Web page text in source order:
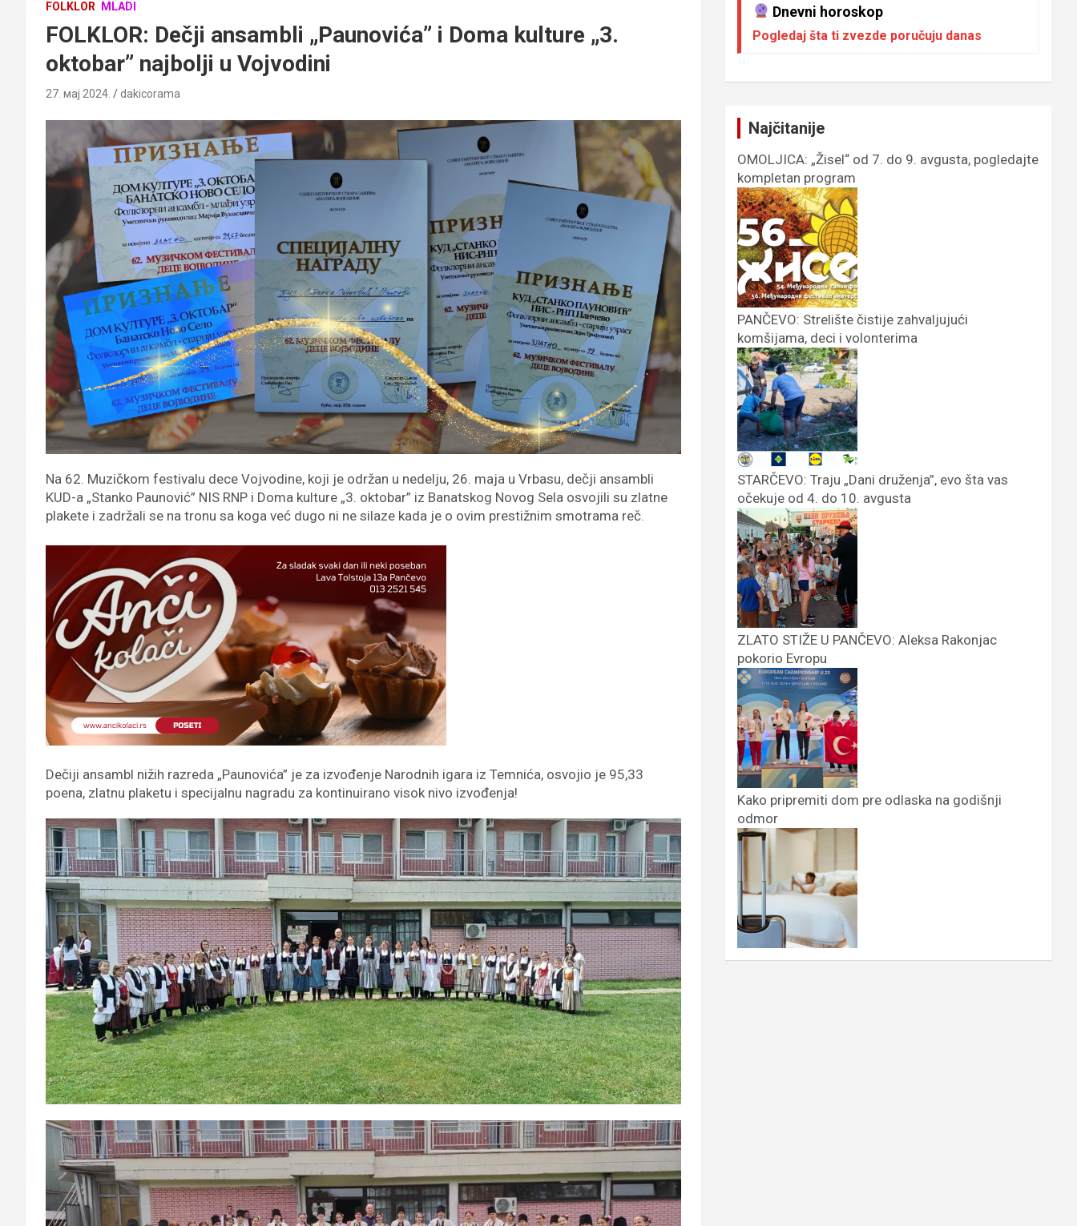
FOLKLOR MLADI
FOLKLOR: Dečji ansambli „Paunovića” i Doma kulture „3.
oktobar” najbolji u Vojvodini
27. мај 2024. dakicorama
Na 62. Muzičkom festivalu dece Vojvodine, koji je održan u nedelju, 26. maja u Vrbasu, dečji ansambli
KUD-a „Stanko Paunović” NIS RNP i Doma kulture „3. oktobar” iz Banatskog Novog Sela osvojili su zlatne
plakete i zadržali se na tronu sa koga već dugo ni ne silaze kada je o ovim prestižnim smotrama reč.
Dečiji ansambl nižih razreda „Paunovića” je za izvođenje Narodnih igara iz Temnića, osvojio je 95,33
poena, zlatnu plaketu i specijalnu nagradu za kontinuirano visok nivo izvođenja!
Dnevni horoskop
Pogledaj šta ti zvezde poručuju danas
Najčitanije
OMOLJICA: „Žisel“ od 7. do 9. avgusta, pogledajte
kompletan program
PANČEVO: Strelište čistije zahvaljujući
komšijama, deci i volonterima
STARČEVO: Traju „Dani druženja”, evo šta vas
očekuje od 4. do 10. avgusta
ZLATO STIŽE U PANČEVO: Aleksa Rakonjac
pokorio Evropu
Kako pripremiti dom pre odlaska na godišnji
odmor